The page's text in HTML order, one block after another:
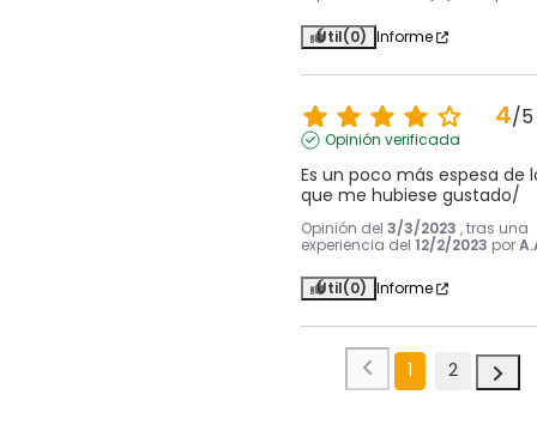
Útil(0) Informe
4/5
Opinión verificada
Es un poco más espesa de
que me hubiese gustado/
Opinión del 3/3/2023 , tras una
experiencia del 12/2/2023 por
Útil(0) Informe
1 2